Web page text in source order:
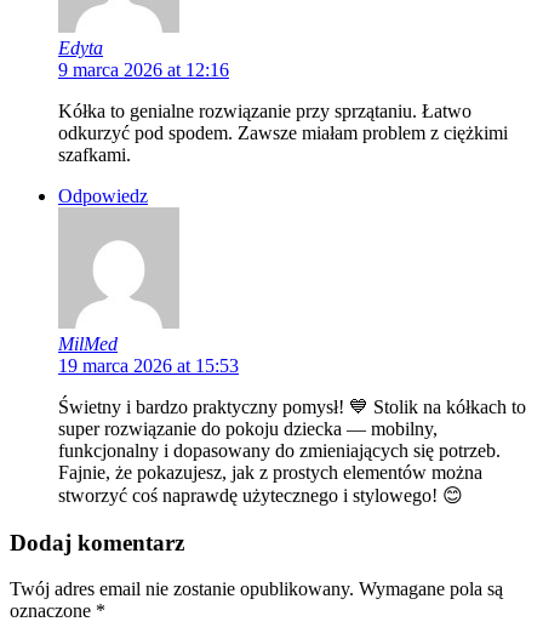
Edyta
9 marca 2026 at 12:16
Kółka to genialne rozwiązanie przy sprzątaniu. Łatwo
odkurzyć pod spodem. Zawsze miałam problem z ciężkimi
szafkami.
Odpowiedz
MilMed
19 marca 2026 at 15:53
Świetny i bardzo praktyczny pomysł! 💙 Stolik na kółkach to
super rozwiązanie do pokoju dziecka — mobilny,
funkcjonalny i dopasowany do zmieniających się potrzeb.
Fajnie, że pokazujesz, jak z prostych elementów można
stworzyć coś naprawdę użytecznego i stylowego! 😊
Dodaj komentarz
Twój adres email nie zostanie opublikowany. Wymagane pola są
oznaczone *